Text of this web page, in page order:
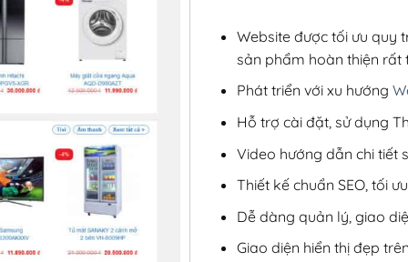
Website được tối ưu quy
sản phẩm hoàn thiện rất
Phát triển với xu hướng
Hỗ trợ cài đặt, sử dụng
Video hướng dẫn chi tiết
Thiết kế chuẩn SEO, tối
Dễ dàng quản lý, giao
Giao diện hiển thị đẹp